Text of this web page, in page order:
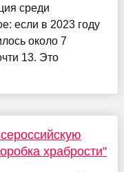
среди
если в 2023 году
около 7
13. Это
храбрости"